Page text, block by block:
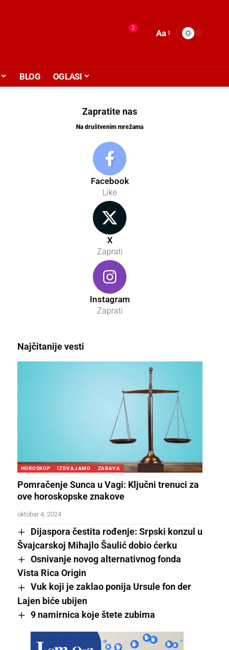
2
Aa
BLOG OGLASI
Zapratite nas
Na društvenim mrežama
Facebook
Like
X
Zaprati
Instagram
Zaprati
Najčitanije vesti
HOROSKOP IZDVAJAMO ZABAVA
Pomračenje Sunca u Vagi: Ključni trenuci za
ove horoskopske znakove
oktobar 4, 2024
Dijaspora čestita rođenje: Srpski konzul u
Švajcarskoj Mihajlo Šaulić dobio ćerku
Osnivanje novog alternativnog fonda
Vista Rica Origin
Vuk koji je zaklao ponija Ursule fon der
Lajen biće ubijen
9 namirnica koje štete zubima